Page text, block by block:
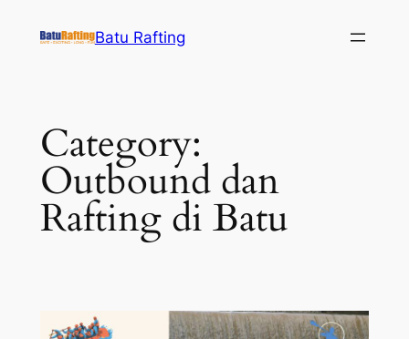
Batu Rafting
Category:
Outbound dan
Rafting di Batu